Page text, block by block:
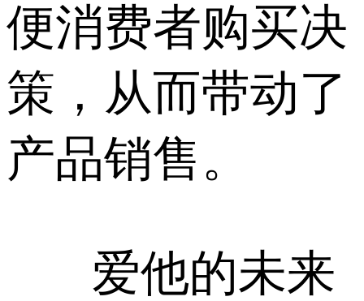
便消费者购买决
策，从而带动了
产品销售。
爱他的未来